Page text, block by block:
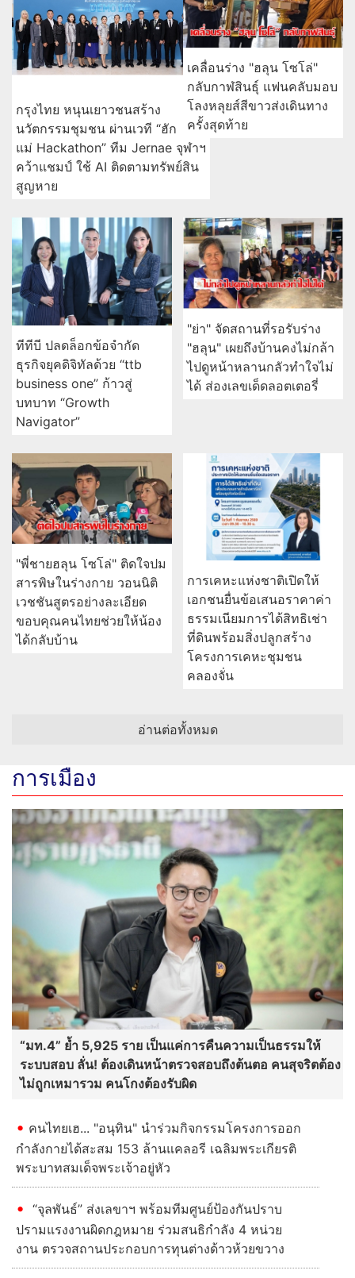
กรุงไทย หนุนเยาวชนสร้าง
นวัตกรรมชุมชน ผ่านเวที “ฮัก
แม่ Hackathon” ทีม Jernae จุฬาฯ
คว้าแชมป์ ใช้ AI ติดตามทรัพย์สิน
สูญหาย
เคลื่อนร่าง "ฮลุน โซโล่"
กลับกาฬสินธุ์ แฟนคลับมอบ
โลงหลุยส์สีขาวส่งเดินทาง
ครั้งสุดท้าย
ทีทีบี ปลดล็อกข้อจำกัด
ธุรกิจยุคดิจิทัลด้วย “ttb
business one” ก้าวสู่
บทบาท “Growth
Navigator”
"ย่า" จัดสถานที่รอรับร่าง
"ฮลุน" เผยถึงบ้านคงไม่กล้า
ไปดูหน้าหลานกลัวทำใจไม่
ได้ ส่องเลขเด็ดลอตเตอรี่
"พี่ชายฮลุน โซโล่" ติดใจปม
สารพิษในร่างกาย วอนนิติ
เวชชันสูตรอย่างละเอียด
ขอบคุณคนไทยช่วยให้น้อง
ได้กลับบ้าน
การเคหะแห่งชาติเปิดให้
เอกชนยื่นข้อเสนอราคาค่า
ธรรมเนียมการได้สิทธิเช่า
ที่ดินพร้อมสิ่งปลูกสร้าง
โครงการเคหะชุมชน
คลองจั่น
อ่านต่อทั้งหมด
การเมือง
“มท.4” ย้ำ 5,925 ราย เป็นแค่การคืนความเป็นธรรมให้
ระบบสอบ ลั่น! ต้องเดินหน้าตรวจสอบถึงต้นตอ คนสุจริตต้อง
ไม่ถูกเหมารวม คนโกงต้องรับผิด
คนไทยเฮ... "อนุทิน" นำร่วมกิจกรรมโครงการออก
กำลังกายได้สะสม 153 ล้านแคลอรี เฉลิมพระเกียรติ
พระบาทสมเด็จพระเจ้าอยู่หัว
“จุลพันธ์” ส่งเลขาฯ พร้อมทีมศูนย์ป้องกันปราบ
ปรามแรงงานผิดกฎหมาย ร่วมสนธิกำลัง 4 หน่วย
งาน ตรวจสถานประกอบการทุนต่างด้าวห้วยขวาง